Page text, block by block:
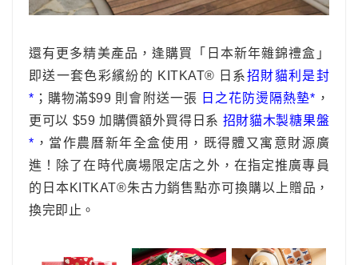
還有更多精美產品，逢購買「日本新年雜錦禮盒」
即送一套色彩繽紛的 KITKAT® 日系招財貓利是封
* ；購物滿$99 則會附送一張 日之花防燙隔熱墊* ，
更可以 $59 加購價額外買得日系 招財貓木製糖果盤
* ，當作農曆新年全盒使用，既得體又寓意財源廣
進！除了在時代廣場限定店之外，在指定推廣專員
的日本KITKAT®朱古力銷售點亦可換購以上贈品，
換完即止。